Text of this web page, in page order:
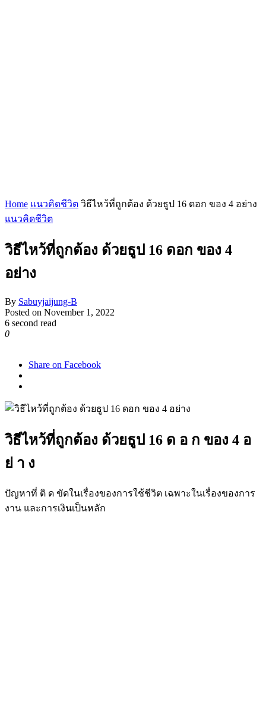
Home แนวคิดชีวิต วิธีไหว้ที่ถูกต้อง ด้วยธูป 16 ดอก ของ 4 อย่าง
แนวคิดชีวิต
วิธีไหว้ที่ถูกต้อง ด้วยธูป 16 ดอก ของ 4
อย่าง
By Sabuyjaijung-B
Posted on November 1, 2022
6 second read
0
Share on Facebook
วิธีไหว้ที่ถูกต้อง ด้วยธูป 16 ด อ ก ของ 4 อ
ย่ า ง
ปัญหาที่ ติ ด ขัดในเรื่องของการใช้ชีวิต เฉพาะในเรื่องของการ
งาน และการเงินเป็นหลัก